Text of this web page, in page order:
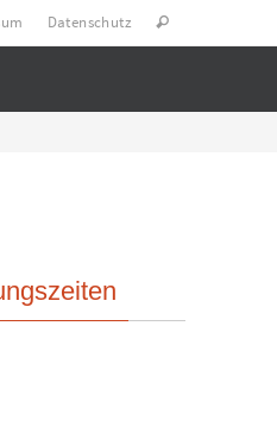
Datenschutz